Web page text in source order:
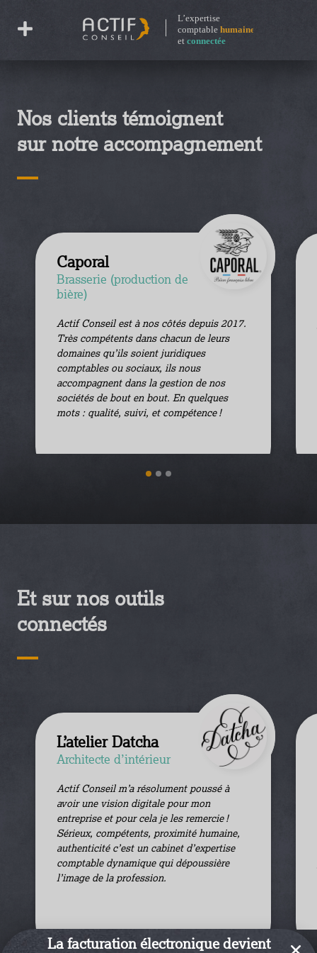
Nos clients témoignent
sur notre accompagnement
Caporal
Brasserie (production de
bière)
Actif Conseil est à nos côtés depuis 2017.
Très compétents dans chacun de leurs
domaines qu’ils soient juridiques
comptables ou sociaux, ils nous
accompagnent dans la gestion de nos
sociétés de bout en bout. En quelques
mots : qualité, suivi, et compétence !
Et sur nos outils
connectés
SDG
Distribution / e-
Actif Conseil suit SDG depuis environ 3
ans. Ils sont un appui de taille pour nous
aider à suivre les évolutions fiscales de
notre activité, mais aussi une aide
précieuse à travers leurs conseils, leurs
connaissances et les outils mis à notre
La facturation électronique devient